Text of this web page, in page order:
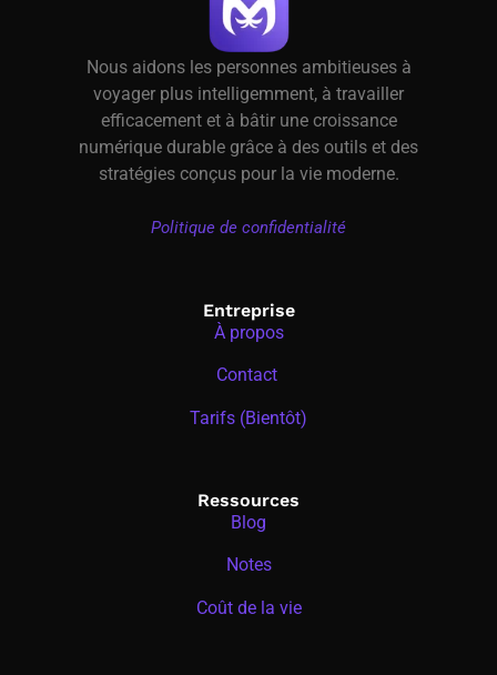
Nous aidons les personnes ambitieuses à
voyager plus intelligemment, à travailler
efficacement et à bâtir une croissance
numérique durable grâce à des outils et des
stratégies conçus pour la vie moderne.
Politique de confidentialité
Entreprise
À propos
Contact
Tarifs (Bientôt)
Ressources
Blog
Notes
Coût de la vie